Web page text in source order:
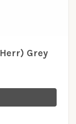
Grey